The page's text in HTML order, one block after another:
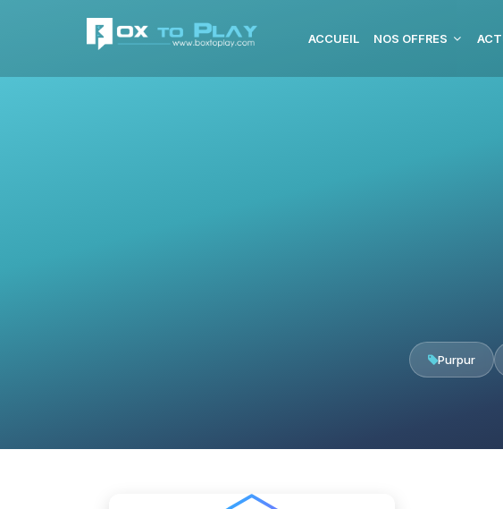
ACCUEIL NOS OFFRES
Purpur